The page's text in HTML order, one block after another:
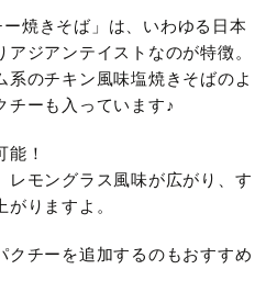
焼きそば」は、いわゆる日本
ジアンテイストなのが特徴。
のチキン風味塩焼きそばのよ
チーも入っています♪
能！
レモングラス風味が広がり、す
りますよ。
クチーを追加するのもおすすめ